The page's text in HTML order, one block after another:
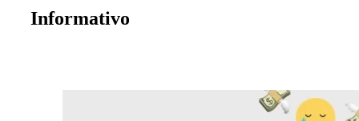
Informativo